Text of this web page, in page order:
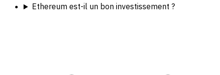
Ethereum est-il un bon investissement ?